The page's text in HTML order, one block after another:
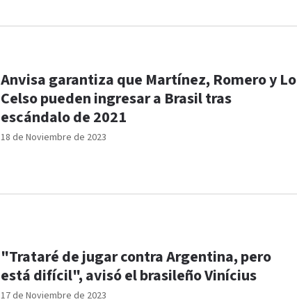
18 de Noviembre de 2023
Anvisa garantiza que Martínez, Romero y Lo
Celso pueden ingresar a Brasil tras
escándalo de 2021
17 de Noviembre de 2023
"Trataré de jugar contra Argentina, pero
está difícil", avisó el brasileño Vinícius